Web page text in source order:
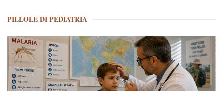
PILLOLE DI PEDIATRIA